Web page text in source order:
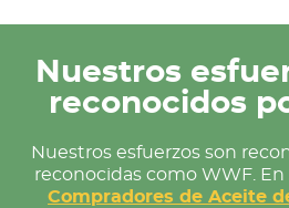
Nuestros
reconocidos
Nuestros esfuerzos son
reconocidas como WWF. En
Compradores de Aceite